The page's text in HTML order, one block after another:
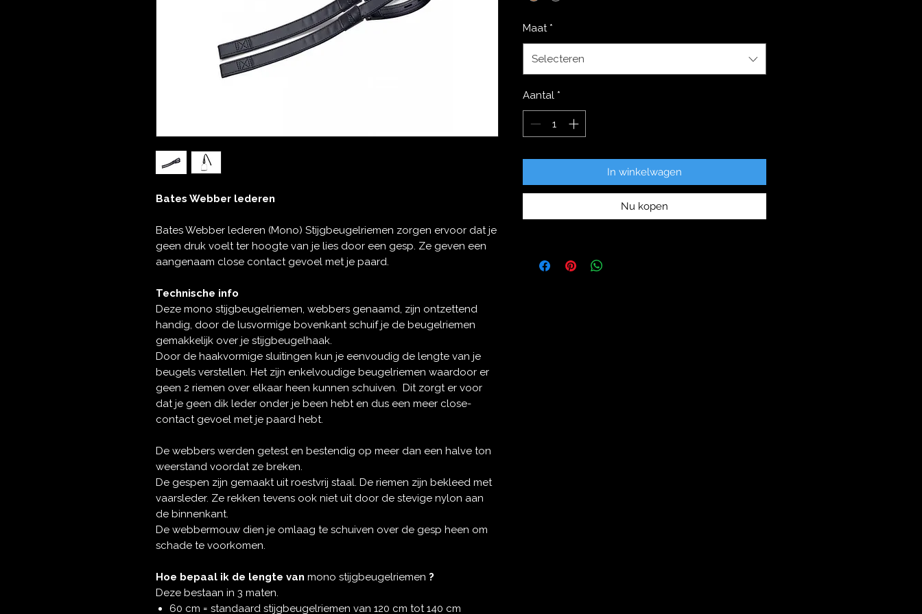
Bates Webber lederen
Bates Webber lederen (Mono) Stijgbeugelriemen zorgen ervoor dat je
geen druk voelt ter hoogte van je lies door een gesp. Ze geven een
aangenaam close contact gevoel met je paard.
Technische info
Deze mono stijgbeugelriemen, webbers genaamd, zijn ontzettend
handig, door de lusvormige bovenkant schuif je de beugelriemen
gemakkelijk over je stijgbeugelhaak.
Door de haakvormige sluitingen kun je eenvoudig de lengte van je
beugels verstellen. Het zijn enkelvoudige beugelriemen waardoor er
geen 2 riemen over elkaar heen kunnen schuiven. Dit zorgt er voor
dat je geen dik leder onder je been hebt en dus een meer close-
contact gevoel met je paard hebt.
De webbers werden getest en bestendig op meer dan een halve ton
weerstand voordat ze breken.
De gespen zijn gemaakt uit roestvrij staal. De riemen zijn bekleed met
vaarsleder. Ze rekken tevens ook niet uit door de stevige nylon aan
de binnenkant.
De webbermouw dien je omlaag te schuiven over de gesp heen om
schade te voorkomen.
Hoe bepaal ik de lengte van mono stijgbeugelriemen ?
Deze bestaan in 3 maten.
60 cm = standaard stijgbeugelriemen van 120 cm tot 140 cm
Maat *
Selecteren
Aantal *
In winkelwagen
Nu kopen